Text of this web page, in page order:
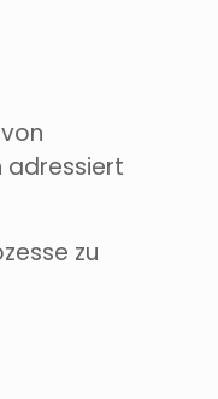
adressiert
zu